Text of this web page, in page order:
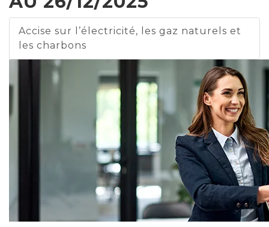
Accise sur l’électricité, les gaz naturels et
les charbons